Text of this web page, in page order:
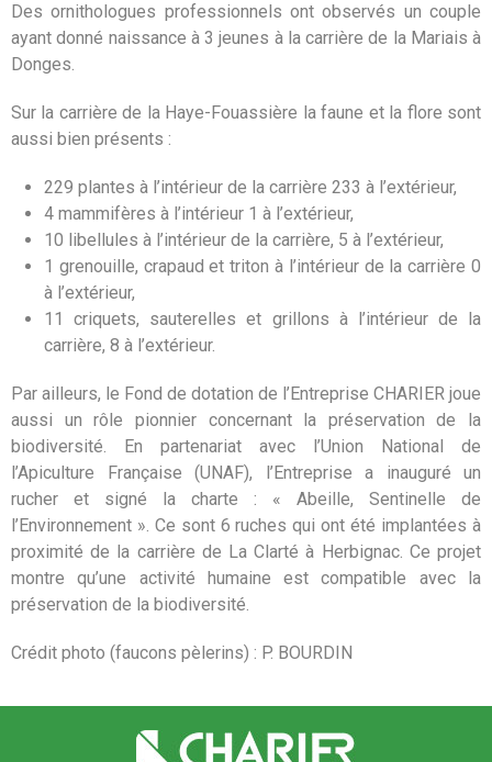
Des ornithologues professionnels ont observés un couple
ayant donné naissance à 3 jeunes à la carrière de la Mariais à
Donges.
Sur la carrière de la Haye-Fouassière la faune et la flore sont
aussi bien présents :
229 plantes à l’intérieur de la carrière 233 à l’extérieur,
4 mammifères à l’intérieur 1 à l’extérieur,
10 libellules à l’intérieur de la carrière, 5 à l’extérieur,
1 grenouille, crapaud et triton à l’intérieur de la carrière 0
à l’extérieur,
11 criquets, sauterelles et grillons à l’intérieur de la
carrière, 8 à l’extérieur.
Par ailleurs, le Fond de dotation de l’Entreprise CHARIER joue
aussi un rôle pionnier concernant la préservation de la
biodiversité. En partenariat avec l’Union National de
l’Apiculture Française (UNAF), l’Entreprise a inauguré un
rucher et signé la charte : « Abeille, Sentinelle de
l’Environnement ». Ce sont 6 ruches qui ont été implantées à
proximité de la carrière de La Clarté à Herbignac. Ce projet
montre qu’une activité humaine est compatible avec la
préservation de la biodiversité.
Crédit photo (faucons pèlerins) : P. BOURDIN